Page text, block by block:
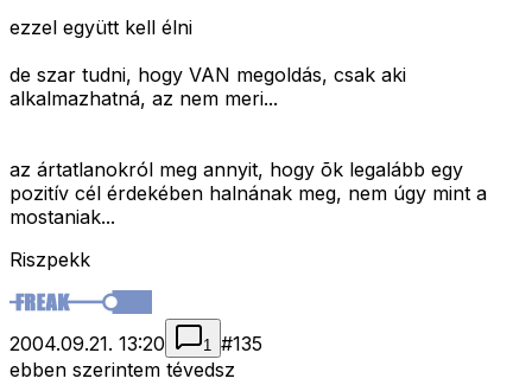
ezzel együtt kell élni
de szar tudni, hogy VAN megoldás, csak aki
alkalmazhatná, az nem meri...
az ártatlanokról meg annyit, hogy õk legalább egy
pozitív cél érdekében halnának meg, nem úgy mint a
mostaniak...
Riszpekk
2004.09.21. 13:20 1 #135
ebben szerintem tévedsz